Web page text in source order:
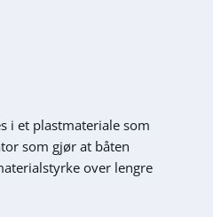
i et plastmateriale som
som gjør at båten
over lengre